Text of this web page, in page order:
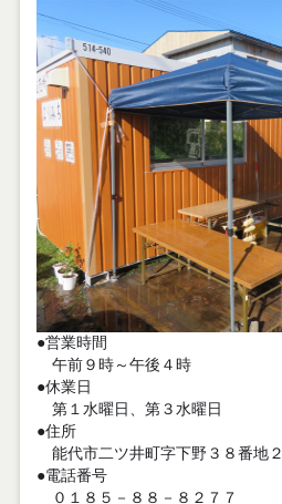
●営業時間
午前９時～午後４時
●休業日
第１水曜日、第３水曜日
●住所
能代市二ツ井町字下野３８番地２
●電話番号
０１８５－８８－８２７７